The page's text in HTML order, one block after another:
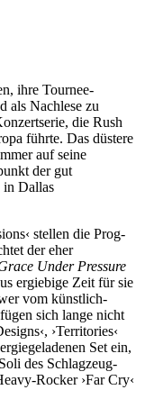
ihre Tournee-
als Nachlese zu
die Rush
führte. Das düstere
auf seine
der gut
in Dallas
stellen die Prog-
der eher
Under Pressure
ergiebige Zeit für sie
vom künstlich-
sich lange nicht
›Territories‹
Set ein,
des Schlagzeug-
Rocker ›Far Cry‹